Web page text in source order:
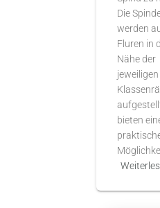
Die
werden
Fluren in
Nähe der
jeweiligen
bieten